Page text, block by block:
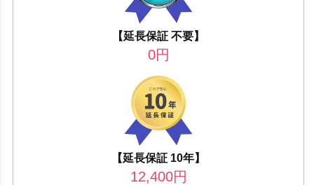
【延長保証 不要】
0円
【延長保証 10年】
12,400円